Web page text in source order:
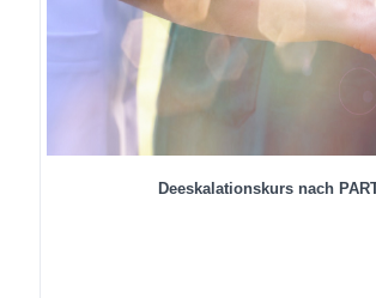
Deeskalationskurs nach